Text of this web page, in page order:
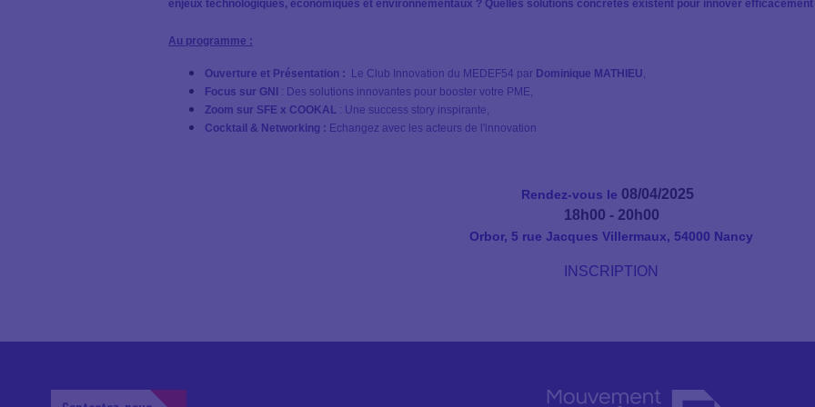
enjeux technologiques, économiques et environnementaux ? Quelles solutions concrètes existent pour innover efficacement
Au programme :
Ouverture et Présentation : Le Club Innovation du MEDEF54 par Dominique MATHIEU,
Focus sur GNI
: Des solutions innovantes pour booster votre PME,
Zoom sur SFE x COOKAL : Une success story inspirante,
Cocktail & Networking : Echangez avec les acteurs de l'innovation
Rendez-vous le 08/04/2025
18h00 - 20h00
Orbor, 5 rue Jacques Villermaux, 54000 Nancy
INSCRIPTION